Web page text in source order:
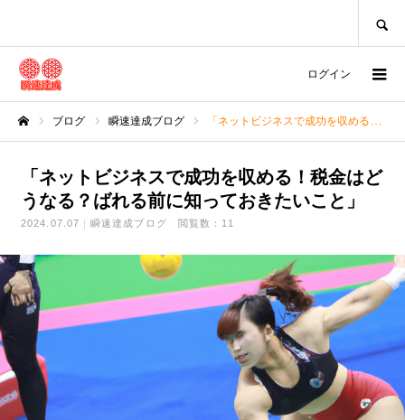
ログイン
ブログ 瞬速達成ブログ 「ネットビジネスで成功を収める！税金はどうなる？ばれる前に知っておきたいこと」
「ネットビジネスで成功を収める！税金はど
うなる？ばれる前に知っておきたいこと」
2024.07.07 瞬速達成ブログ 閲覧数：11